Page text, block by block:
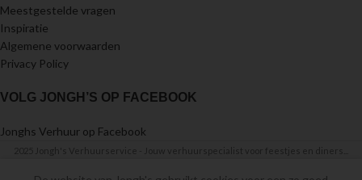
Meestgestelde vragen
Inspiratie
Algemene voorwaarden
Privacy Policy
VOLG JONGH’S OP FACEBOOK
Jonghs Verhuur op Facebook
2025 Jongh's Verhuurservice - Jouw verhuurspecialist voor feestjes en diners...